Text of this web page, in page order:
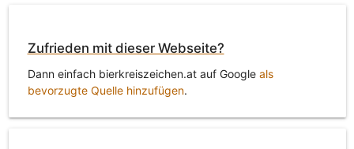
Zufrieden mit dieser Webseite?
Dann einfach bierkreiszeichen.at auf Google als
bevorzugte Quelle hinzufügen.